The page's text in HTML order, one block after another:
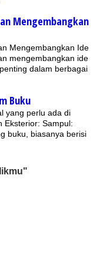
Mengembangkan
Mengembangkan Ide
mengembangkan ide
dalam berbagai
Buku
yang perlu ada di
Eksterior: Sampul:
buku, biasanya berisi